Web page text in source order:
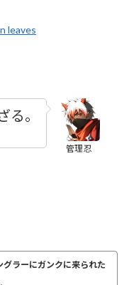
leaves
管理忍
る。
グラーにガンクに来られた